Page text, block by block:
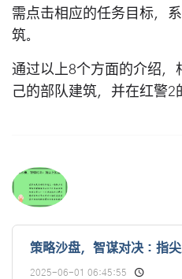
需点击相应的任务目标，
筑。
通过以上8个方面的介绍，
己的部队建筑，并在红警2
策略沙盘，智谋对决：指
2025-06-01 06:45:55